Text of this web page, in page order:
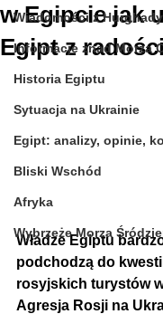
Wiadomości z Hurghady
Informacje znad Morza
Historia Egiptu
Sytuacja na Ukrainie
Egipt: analizy, opinie,
Bliski Wschód
Afryka
Wybrzeże Morza
w Egipcie jak
Egipt z
Władze Egiptu
podchodzą do
rosyjskich turystów
Agresja Rosji na